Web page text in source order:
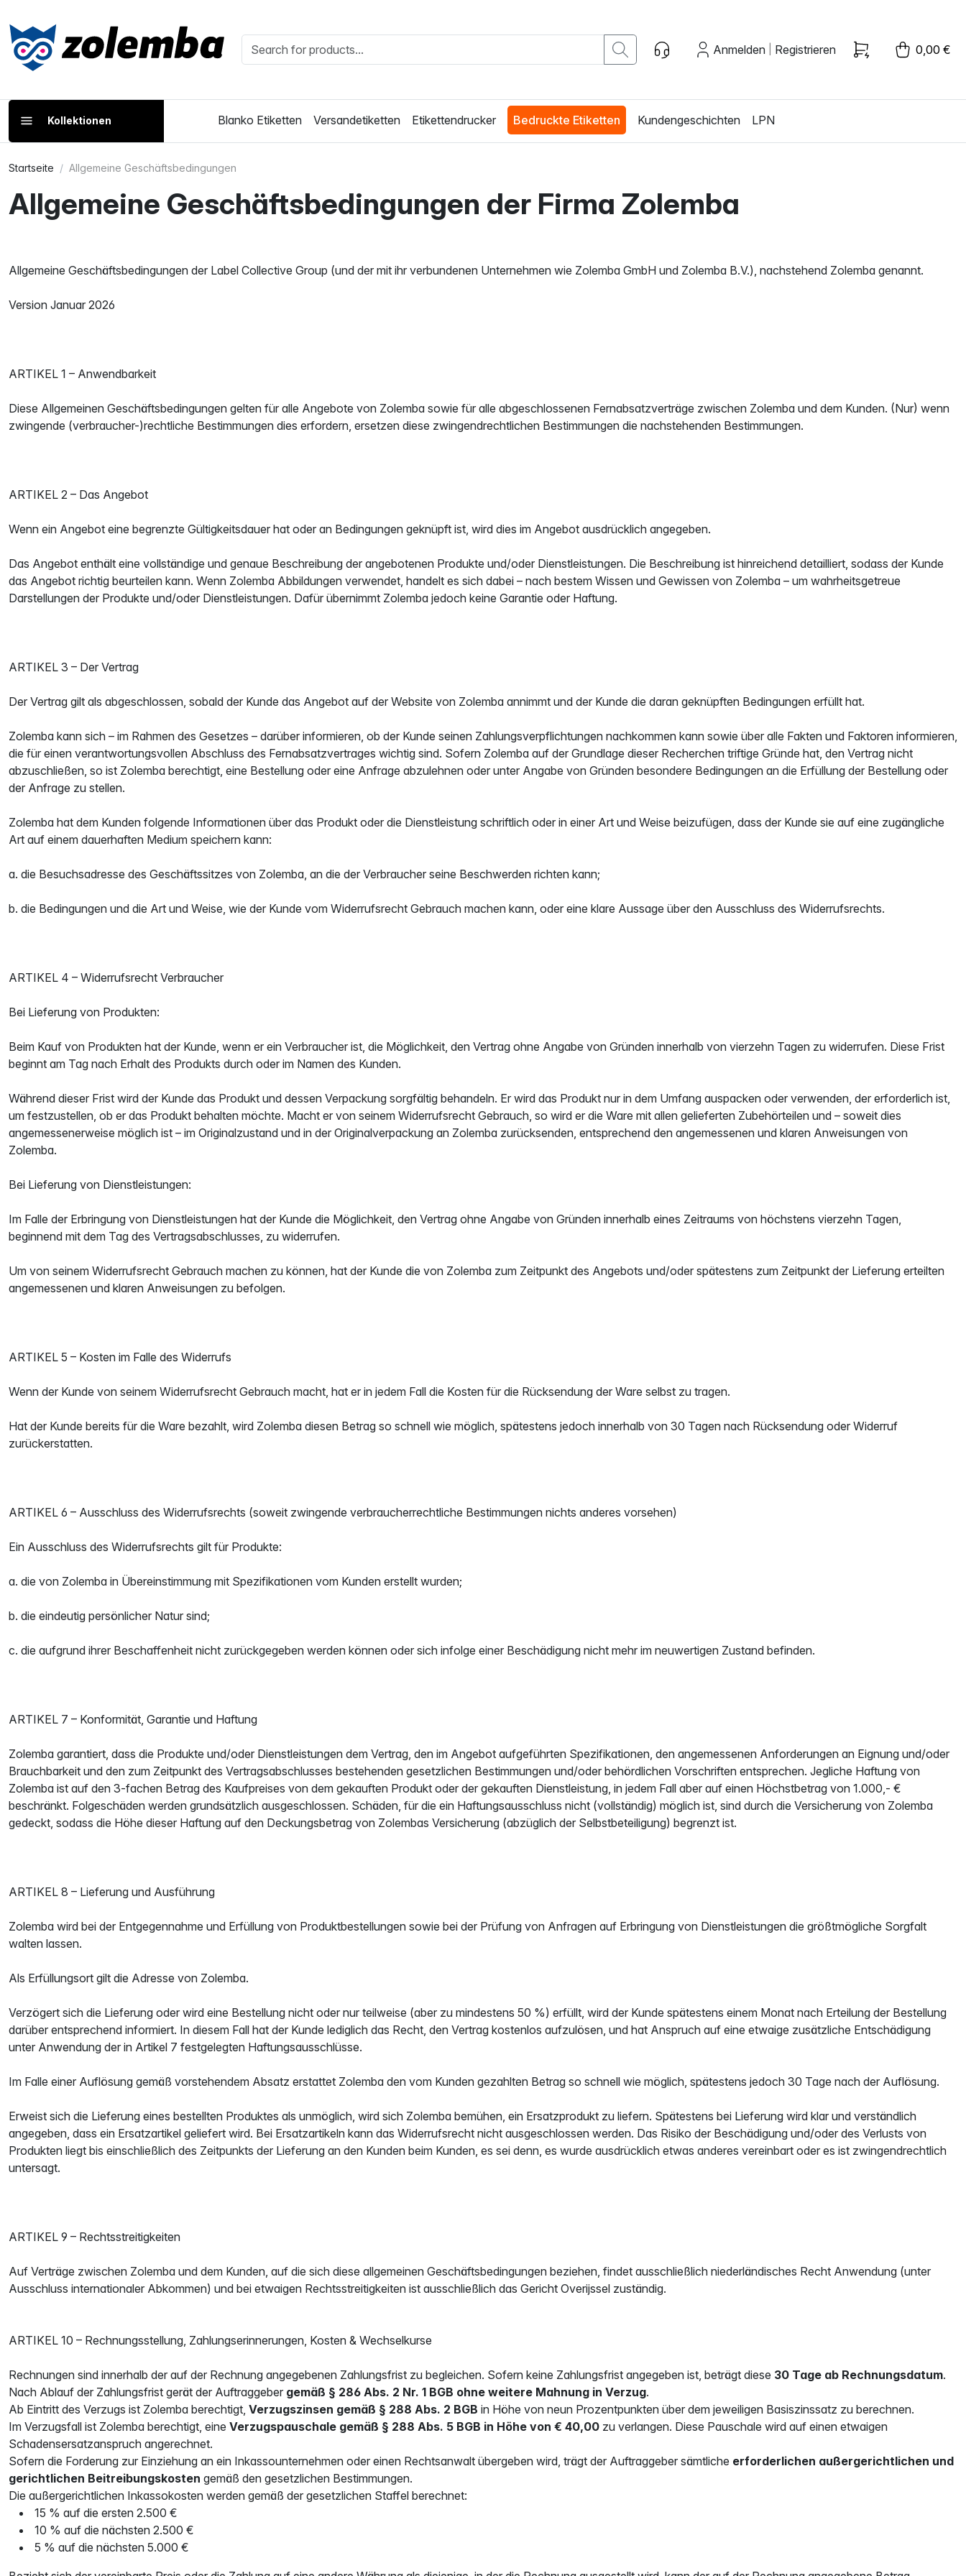
Anmelden Registrieren 0,00 €
Kollektionen Blanko Etiketten Versandetiketten Etikettendrucker Bedruckte Etiketten Kundengeschichten LPN
Startseite Allgemeine Geschäftsbedingungen
Allgemeine Geschäftsbedingungen der Firma Zolemba
Allgemeine Geschäftsbedingungen der Label Collective Group (und der mit ihr verbundenen Unternehmen wie Zolemba GmbH und Zolemba B.V.), nachstehend Zolemba genannt.
Version Januar 2026
ARTIKEL 1 – Anwendbarkeit
Diese Allgemeinen Geschäftsbedingungen gelten für alle Angebote von Zolemba sowie für alle abgeschlossenen Fernabsatzverträge zwischen Zolemba und dem Kunden. (Nur) wenn
zwingende (verbraucher-)rechtliche Bestimmungen dies erfordern, ersetzen diese zwingendrechtlichen Bestimmungen die nachstehenden Bestimmungen.
ARTIKEL 2 – Das Angebot
Wenn ein Angebot eine begrenzte Gültigkeitsdauer hat oder an Bedingungen geknüpft ist, wird dies im Angebot ausdrücklich angegeben.
Das Angebot enthält eine vollständige und genaue Beschreibung der angebotenen Produkte und/oder Dienstleistungen. Die Beschreibung ist hinreichend detailliert, sodass der Kunde
das Angebot richtig beurteilen kann. Wenn Zolemba Abbildungen verwendet, handelt es sich dabei – nach bestem Wissen und Gewissen von Zolemba – um wahrheitsgetreue
Darstellungen der Produkte und/oder Dienstleistungen. Dafür übernimmt Zolemba jedoch keine Garantie oder Haftung.
ARTIKEL 3 – Der Vertrag
Der Vertrag gilt als abgeschlossen, sobald der Kunde das Angebot auf der Website von Zolemba annimmt und der Kunde die daran geknüpften Bedingungen erfüllt hat.
Zolemba kann sich – im Rahmen des Gesetzes – darüber informieren, ob der Kunde seinen Zahlungsverpflichtungen nachkommen kann sowie über alle Fakten und Faktoren informieren,
die für einen verantwortungsvollen Abschluss des Fernabsatzvertrages wichtig sind. Sofern Zolemba auf der Grundlage dieser Recherchen triftige Gründe hat, den Vertrag nicht
abzuschließen, so ist Zolemba berechtigt, eine Bestellung oder eine Anfrage abzulehnen oder unter Angabe von Gründen besondere Bedingungen an die Erfüllung der Bestellung oder
der Anfrage zu stellen.
Zolemba hat dem Kunden folgende Informationen über das Produkt oder die Dienstleistung schriftlich oder in einer Art und Weise beizufügen, dass der Kunde sie auf eine zugängliche
Art auf einem dauerhaften Medium speichern kann:
a. die Besuchsadresse des Geschäftssitzes von Zolemba, an die der Verbraucher seine Beschwerden richten kann;
b. die Bedingungen und die Art und Weise, wie der Kunde vom Widerrufsrecht Gebrauch machen kann, oder eine klare Aussage über den Ausschluss des Widerrufsrechts.
ARTIKEL 4 – Widerrufsrecht Verbraucher
Bei Lieferung von Produkten:
Beim Kauf von Produkten hat der Kunde, wenn er ein Verbraucher ist, die Möglichkeit, den Vertrag ohne Angabe von Gründen innerhalb von vierzehn Tagen zu widerrufen. Diese Frist
beginnt am Tag nach Erhalt des Produkts durch oder im Namen des Kunden.
Während dieser Frist wird der Kunde das Produkt und dessen Verpackung sorgfältig behandeln. Er wird das Produkt nur in dem Umfang auspacken oder verwenden, der erforderlich ist,
um festzustellen, ob er das Produkt behalten möchte. Macht er von seinem Widerrufsrecht Gebrauch, so wird er die Ware mit allen gelieferten Zubehörteilen und – soweit dies
angemessenerweise möglich ist – im Originalzustand und in der Originalverpackung an Zolemba zurücksenden, entsprechend den angemessenen und klaren Anweisungen von
Zolemba.
Bei Lieferung von Dienstleistungen:
Im Falle der Erbringung von Dienstleistungen hat der Kunde die Möglichkeit, den Vertrag ohne Angabe von Gründen innerhalb eines Zeitraums von höchstens vierzehn Tagen,
beginnend mit dem Tag des Vertragsabschlusses, zu widerrufen.
Um von seinem Widerrufsrecht Gebrauch machen zu können, hat der Kunde die von Zolemba zum Zeitpunkt des Angebots und/oder spätestens zum Zeitpunkt der Lieferung erteilten
angemessenen und klaren Anweisungen zu befolgen.
ARTIKEL 5 – Kosten im Falle des Widerrufs
Wenn der Kunde von seinem Widerrufsrecht Gebrauch macht, hat er in jedem Fall die Kosten für die Rücksendung der Ware selbst zu tragen.
Hat der Kunde bereits für die Ware bezahlt, wird Zolemba diesen Betrag so schnell wie möglich, spätestens jedoch innerhalb von 30 Tagen nach Rücksendung oder Widerruf
zurückerstatten.
ARTIKEL 6 – Ausschluss des Widerrufsrechts (soweit zwingende verbraucherrechtliche Bestimmungen nichts anderes vorsehen)
Ein Ausschluss des Widerrufsrechts gilt für Produkte:
a. die von Zolemba in Übereinstimmung mit Spezifikationen vom Kunden erstellt wurden;
b. die eindeutig persönlicher Natur sind;
c. die aufgrund ihrer Beschaffenheit nicht zurückgegeben werden können oder sich infolge einer Beschädigung nicht mehr im neuwertigen Zustand befinden.
ARTIKEL 7 – Konformität, Garantie und Haftung
Zolemba garantiert, dass die Produkte und/oder Dienstleistungen dem Vertrag, den im Angebot aufgeführten Spezifikationen, den angemessenen Anforderungen an Eignung und/oder
Brauchbarkeit und den zum Zeitpunkt des Vertragsabschlusses bestehenden gesetzlichen Bestimmungen und/oder behördlichen Vorschriften entsprechen. Jegliche Haftung von
Zolemba ist auf den 3-fachen Betrag des Kaufpreises von dem gekauften Produkt oder der gekauften Dienstleistung, in jedem Fall aber auf einen Höchstbetrag von 1.000,- €
beschränkt. Folgeschäden werden grundsätzlich ausgeschlossen. Schäden, für die ein Haftungsausschluss nicht (vollständig) möglich ist, sind durch die Versicherung von Zolemba
gedeckt, sodass die Höhe dieser Haftung auf den Deckungsbetrag von Zolembas Versicherung (abzüglich der Selbstbeteiligung) begrenzt ist.
ARTIKEL 8 – Lieferung und Ausführung
Zolemba wird bei der Entgegennahme und Erfüllung von Produktbestellungen sowie bei der Prüfung von Anfragen auf Erbringung von Dienstleistungen die größtmögliche Sorgfalt
walten lassen.
Als Erfüllungsort gilt die Adresse von Zolemba.
Verzögert sich die Lieferung oder wird eine Bestellung nicht oder nur teilweise (aber zu mindestens 50 %) erfüllt, wird der Kunde spätestens einem Monat nach Erteilung der Bestellung
darüber entsprechend informiert. In diesem Fall hat der Kunde lediglich das Recht, den Vertrag kostenlos aufzulösen, und hat Anspruch auf eine etwaige zusätzliche Entschädigung
unter Anwendung der in Artikel 7 festgelegten Haftungsausschlüsse.
Im Falle einer Auflösung gemäß vorstehendem Absatz erstattet Zolemba den vom Kunden gezahlten Betrag so schnell wie möglich, spätestens jedoch 30 Tage nach der Auflösung.
Erweist sich die Lieferung eines bestellten Produktes als unmöglich, wird sich Zolemba bemühen, ein Ersatzprodukt zu liefern. Spätestens bei Lieferung wird klar und verständlich
angegeben, dass ein Ersatzartikel geliefert wird. Bei Ersatzartikeln kann das Widerrufsrecht nicht ausgeschlossen werden. Das Risiko der Beschädigung und/oder des Verlusts von
Produkten liegt bis einschließlich des Zeitpunkts der Lieferung an den Kunden beim Kunden, es sei denn, es wurde ausdrücklich etwas anderes vereinbart oder es ist zwingendrechtlich
untersagt.
ARTIKEL 9 – Rechtsstreitigkeiten
Auf Verträge zwischen Zolemba und dem Kunden, auf die sich diese allgemeinen Geschäftsbedingungen beziehen, findet ausschließlich niederländisches Recht Anwendung (unter
Ausschluss internationaler Abkommen) und bei etwaigen Rechtsstreitigkeiten ist ausschließlich das Gericht Overijssel zuständig.
ARTIKEL 10 – Rechnungsstellung, Zahlungserinnerungen, Kosten & Wechselkurse
Rechnungen sind innerhalb der auf der Rechnung angegebenen Zahlungsfrist zu begleichen. Sofern keine Zahlungsfrist angegeben ist, beträgt diese 30 Tage ab Rechnungsdatum.
Nach Ablauf der Zahlungsfrist gerät der Auftraggeber gemäß § 286 Abs. 2 Nr. 1 BGB ohne weitere Mahnung in Verzug.
Ab Eintritt des Verzugs ist Zolemba berechtigt, Verzugszinsen gemäß § 288 Abs. 2 BGB in Höhe von neun Prozentpunkten über dem jeweiligen Basiszinssatz zu berechnen.
Im Verzugsfall ist Zolemba berechtigt, eine Verzugspauschale gemäß § 288 Abs. 5 BGB in Höhe von € 40,00 zu verlangen. Diese Pauschale wird auf einen etwaigen
Schadensersatzanspruch angerechnet.
Sofern die Forderung zur Einziehung an ein Inkassounternehmen oder einen Rechtsanwalt übergeben wird, trägt der Auftraggeber sämtliche erforderlichen außergerichtlichen und
gerichtlichen Beitreibungskosten gemäß den gesetzlichen Bestimmungen.
Die außergerichtlichen Inkassokosten werden gemäß der gesetzlichen Staffel berechnet:
15 % auf die ersten 2.500 €
10 % auf die nächsten 2.500 €
5 % auf die nächsten 5.000 €